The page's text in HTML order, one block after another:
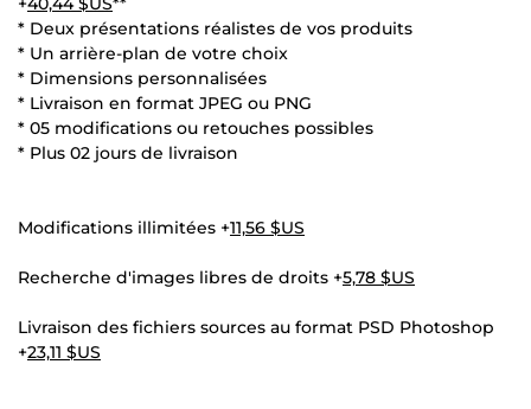
* Deux présentations réalistes de vos produits
* Un arrière-plan de votre choix
* Dimensions personnalisées
* Livraison en format JPEG ou PNG
* 05 modifications ou retouches possibles
* Plus 02 jours de livraison
Modifications illimitées +11,56 $US
Recherche d'images libres de droits +5,78 $US
Livraison des fichiers sources au format PSD Photoshop
+23,11 $US